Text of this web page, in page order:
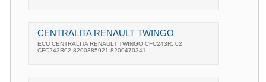
CENTRALITA RENAULT TWINGO
ECU CENTRALITA RENAULT TWINGO CFC243R. 02
CFC243R02 8200385921 8200470341